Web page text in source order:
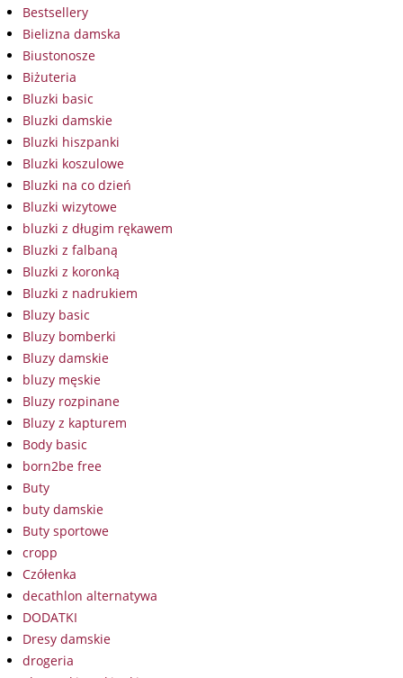
Bestsellery
Bielizna damska
Biustonosze
Biżuteria
Bluzki basic
Bluzki damskie
Bluzki hiszpanki
Bluzki koszulowe
Bluzki na co dzień
Bluzki wizytowe
bluzki z długim rękawem
Bluzki z falbaną
Bluzki z koronką
Bluzki z nadrukiem
Bluzy basic
Bluzy bomberki
Bluzy damskie
bluzy męskie
Bluzy rozpinane
Bluzy z kapturem
Body basic
born2be free
Buty
buty damskie
Buty sportowe
cropp
Czółenka
decathlon alternatywa
DODATKI
Dresy damskie
drogeria